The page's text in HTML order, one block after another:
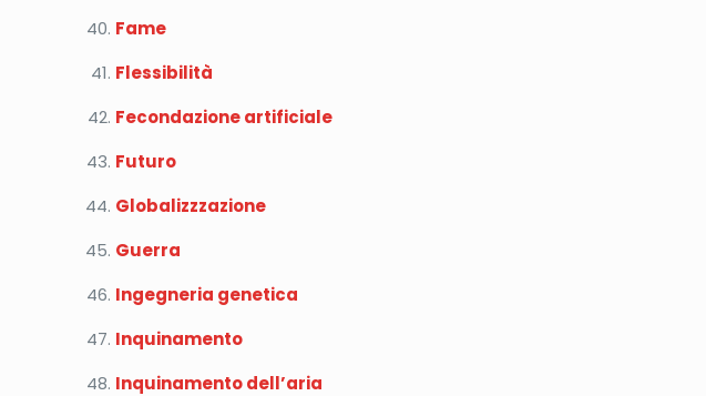
Fame
Flessibilità
Fecondazione artificiale
Futuro
Globalizzzazione
Guerra
Ingegneria genetica
Inquinamento
Inquinamento dell’aria